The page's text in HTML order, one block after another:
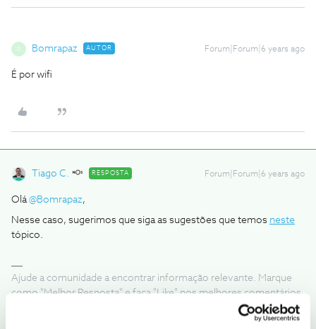
Bomrapaz AUTOR Forum|Forum|6 years ago
É por wifi
Tiago C. RESPOSTA Forum|Forum|6 years ago
Olá@Bomrapaz,
Nesse caso, sugerimos que siga as sugestões que temos neste
tópico.
Ajude a comunidade a encontrar informação relevante. Marque
como "Melhor Resposta" e faça "Like" nos melhores comentários.